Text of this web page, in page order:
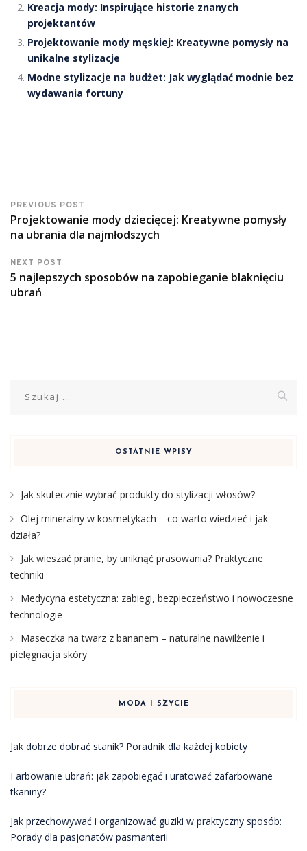
Kreacja mody: Inspirujące historie znanych
projektantów
Projektowanie mody męskiej: Kreatywne pomysły na
unikalne stylizacje
Modne stylizacje na budżet: Jak wyglądać modnie bez
wydawania fortuny
PREVIOUS POST
Projektowanie mody dziecięcej: Kreatywne pomysły
na ubrania dla najmłodszych
NEXT POST
5 najlepszych sposobów na zapobieganie blaknięciu
ubrań
OSTATNIE WPISY
Jak skutecznie wybrać produkty do stylizacji włosów?
Olej mineralny w kosmetykach – co warto wiedzieć i jak
działa?
Jak wieszać pranie, by uniknąć prasowania? Praktyczne
techniki
Medycyna estetyczna: zabiegi, bezpieczeństwo i nowoczesne
technologie
Maseczka na twarz z bananem – naturalne nawilżenie i
pielęgnacja skóry
MODA I SZYCIE
Jak dobrze dobrać stanik? Poradnik dla każdej kobiety
Farbowanie ubrań: jak zapobiegać i uratować zafarbowane
tkaniny?
Jak przechowywać i organizować guziki w praktyczny sposób:
Porady dla pasjonatów pasmanterii